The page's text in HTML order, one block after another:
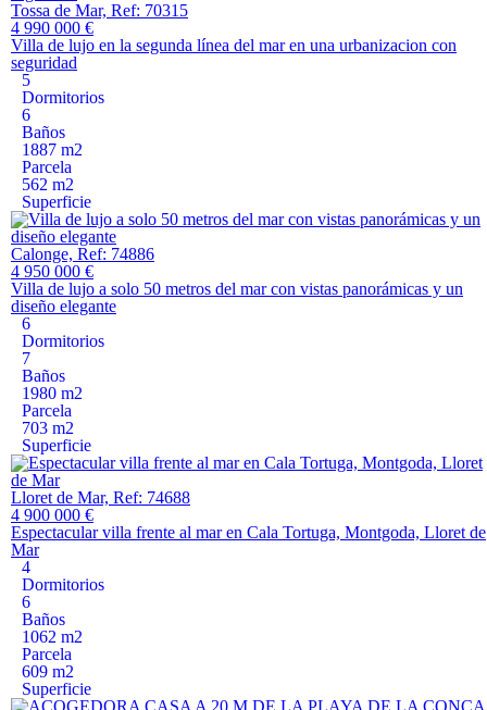
Tossa de Mar, Ref: 70315
4 990 000 €
Villa de lujo en la segunda línea del mar en una urbanizacion con
seguridad
5
Dormitorios
6
Baños
1887 m2
Parcela
562 m2
Superficie
Calonge, Ref: 74886
4 950 000 €
Villa de lujo a solo 50 metros del mar con vistas panorámicas y un
diseño elegante
6
Dormitorios
7
Baños
1980 m2
Parcela
703 m2
Superficie
Lloret de Mar, Ref: 74688
4 900 000 €
Espectacular villa frente al mar en Cala Tortuga, Montgoda, Lloret de
Mar
4
Dormitorios
6
Baños
1062 m2
Parcela
609 m2
Superficie